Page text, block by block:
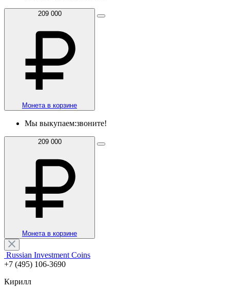
209 000
Монета в корзине
Мы выкупаем:звоните!
209 000
Монета в корзине
Russian Investment Coins
+7 (495) 106-3690
Кирилл